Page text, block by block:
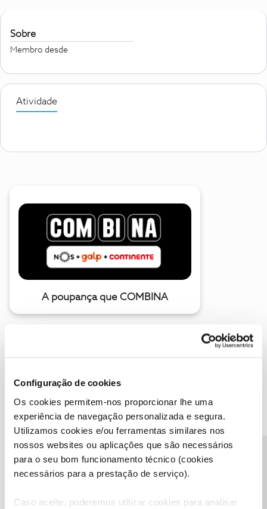
Configuração de cookies
Os cookies permitem-nos proporcionar lhe uma
experiência de navegação personalizada e segura.
Utilizamos cookies e/ou ferramentas similares nos
nossos websites ou aplicações que são necessários
para o seu bom funcionamento técnico (cookies
necessários para a prestação de serviço).
Caso aceite, poderemos utilizar cookies para analisar
Sobre
Membro desde
Atividade
A poupança que COMBINA
Descubra as novidades de julho